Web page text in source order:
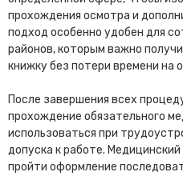
прохождения осмотра и
подход особенно удобен для
районов, которым важно
книжку без потери времени на
После завершения всех
прохождение обязательного
использоваться при
допуска к работе.
пройти оформление